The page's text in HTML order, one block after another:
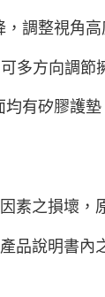
，調整視角
多方向調節
均有矽膠護
素之損壞，
品說明書內